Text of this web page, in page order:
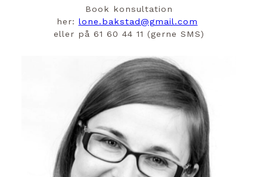
Book konsultation
her: lone.bakstad@gmail.com
eller på 61 60 44 11 (gerne SMS)